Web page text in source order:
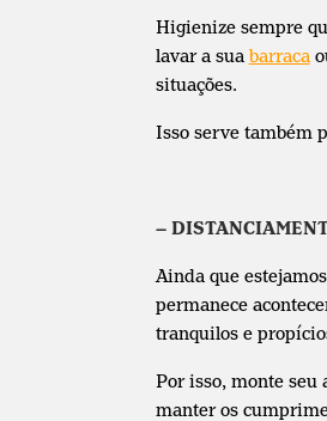
Higienize sempre
lavar a sua barraca
situações.
Isso serve também
–
Ainda que
permanece
tranquilos e
Por isso, monte seu
manter os